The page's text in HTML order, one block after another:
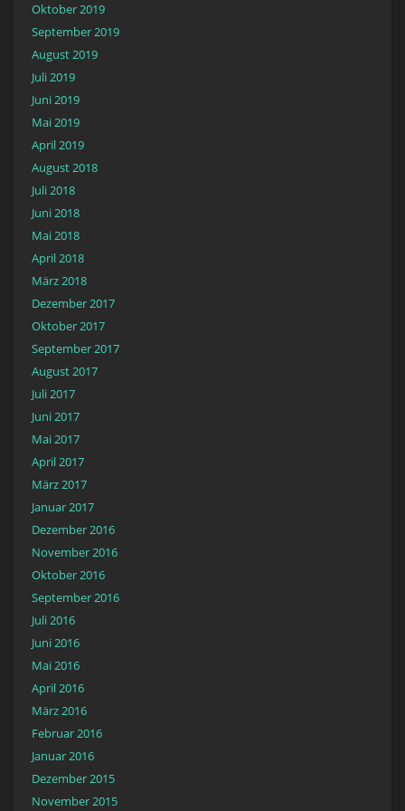
Oktober 2019
September 2019
August 2019
Juli 2019
Juni 2019
Mai 2019
April 2019
August 2018
Juli 2018
Juni 2018
Mai 2018
April 2018
März 2018
Dezember 2017
Oktober 2017
September 2017
August 2017
Juli 2017
Juni 2017
Mai 2017
April 2017
März 2017
Januar 2017
Dezember 2016
November 2016
Oktober 2016
September 2016
Juli 2016
Juni 2016
Mai 2016
April 2016
März 2016
Februar 2016
Januar 2016
Dezember 2015
November 2015